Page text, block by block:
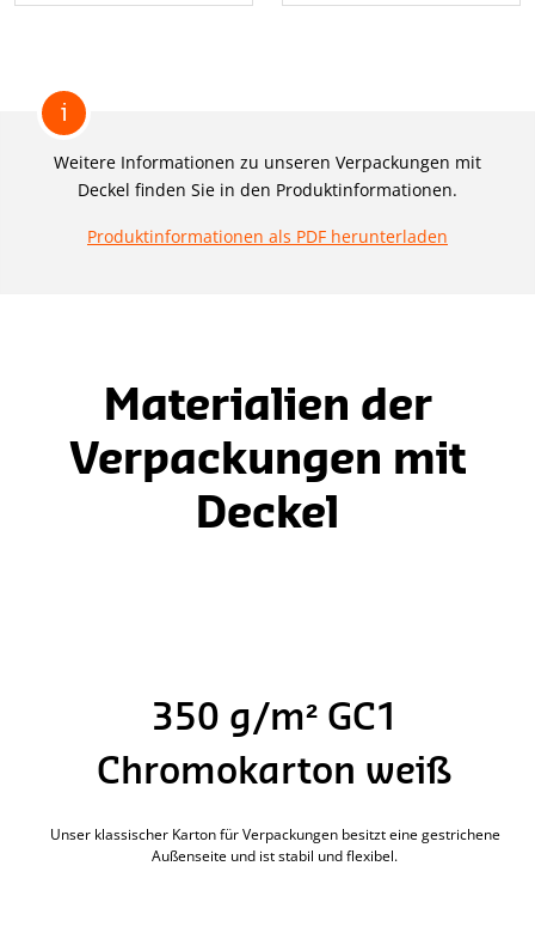
i
Weitere Informationen zu unseren Verpackungen mit
Deckel finden Sie in den Produktinformationen.
Produktinformationen als PDF herunterladen
Materialien der
Verpackungen mit
Deckel
350 g/m² GC1
Chromokarton weiß
Unser klassischer Karton für Verpackungen besitzt eine gestrichene
Außenseite und ist stabil und flexibel.